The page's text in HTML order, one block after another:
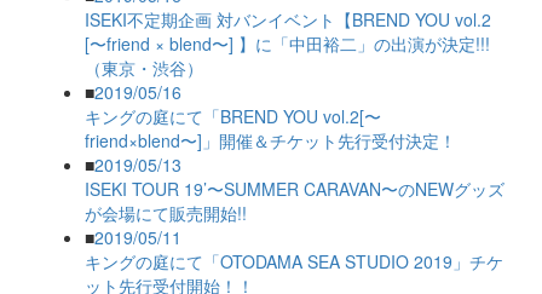
ISEKI不定期企画 対バンイベント【BREND YOU vol.2
[〜friend × blend〜] 】に「中田裕二」の出演が決定!!!
（東京・渋谷）
■2019/05/16
キングの庭にて「BREND YOU vol.2[〜
friend×blend〜]」開催＆チケット先行受付決定！
■2019/05/13
ISEKI TOUR 19’〜SUMMER CARAVAN〜のNEWグッズ
が会場にて販売開始!!
■2019/05/11
キングの庭にて「OTODAMA SEA STUDIO 2019」チケ
ット先行受付開始！！